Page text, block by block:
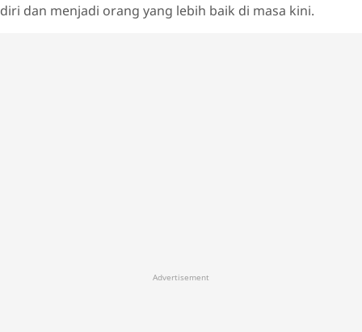
diri dan menjadi orang yang lebih baik di masa kini.
Advertisement